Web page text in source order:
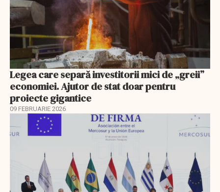
Legea care separă investitorii mici de „greii”
economiei. Ajutor de stat doar pentru
proiecte gigantice
09 FEBRUARIE 2026